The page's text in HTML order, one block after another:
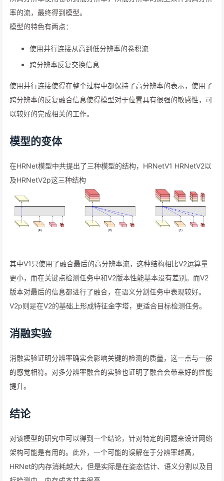
率的流，最终得到模型。
模型的特色有两点：
使用并行连接从高到低分辨率的卷积流
跨分辨率反复交换信息
使用并行连接使得在整个过程中都保持了高分辨率的表示，使用了
跨分辨率的反复融合信息使得模型对于位置具有很强的敏感性，可
以较好的完成相关的工作。
模型的变体
在HRNet模型中共提出了三种模型的结构，HRNetV1 HRNetV2以
及HRNetV2p这三种结构
其中V1只使用了融合最后的高分辨率流，这种结构相比V2运算量
更小，而在关键点检测任务中和V2版本性能基本没有差别。而V2
版本对最后的信息都进行了融合，在语义分割任务中表现较好。
V2p则是在V2的基础上形成特征金字塔，更适合目标检测任务。
消融实验
消融实验证明分辨率确实会影响关键的检测的质量，这一点与一般
的感觉相符。对多分辨率融合的实验也证明了融合会带来好的性能
提升。
结论
对该模型的研究中可以得到一个结论，针对特定的问题来设计网络
架构可能是有用的。此外，一个可能的误解在于分辨率越高，
HRNet的内存消耗越大，但是实际是在姿态估计、语义分割以及目